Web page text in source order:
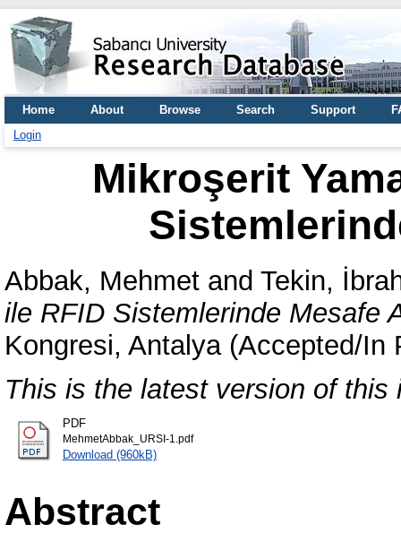
Home About Browse Search Support
Login
Mikroşerit
Abbak, Mehmet and Tekin,
ile RFID Sistemlerinde Mesafe
Kongresi, Antalya (Accepted/In
This is the latest version of this
PDF
MehmetAbbak_URSI-1.pdf
Download (960kB)
Abstract